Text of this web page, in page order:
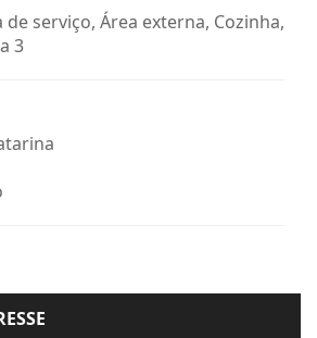
serviço, Área externa, Cozinha,
3